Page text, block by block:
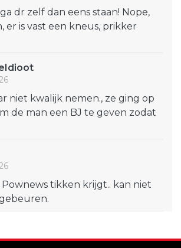
dr zelf dan eens staan! Nope,
er is vast een kneus, prikker
niet kwalijk nemen., ze ging op
de man een BJ te geven zodat
Pownews tikken krijgt.. kan niet